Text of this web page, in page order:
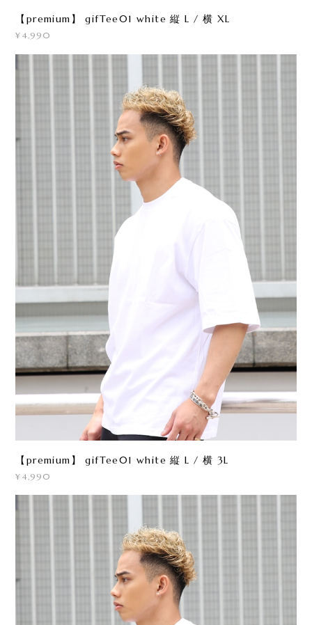
【premium】 gifTee01 white 縦 L / 横 XL
¥4,990
【premium】 gifTee01 white 縦 L / 横 3L
¥4,990